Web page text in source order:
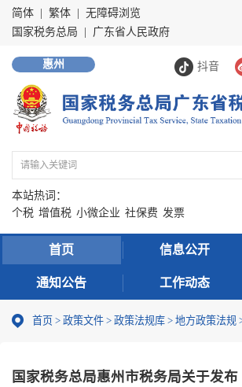
简体 繁体
无障碍浏览
国家税务总局
广东省人民政府
抖音
惠州
本站热词：
个税 增值税 小微企业 社保费 发票
首页 信息公开
通知公告 工作动态
首页 > 政策文件 > 政策法规库 > 地方政策法规
国家税务总局惠州市税务局关于发